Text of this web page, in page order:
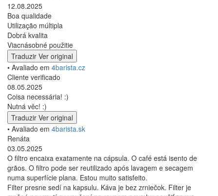
12.08.2025
Boa qualidade
Utilização múltipla
Dobrá kvalita
Viacnásobné použitie
Traduzir Ver original
• Avaliado em 4barista.cz
Cliente verificado
08.05.2025
Coisa necessária! :)
Nutná věc! :)
Traduzir Ver original
• Avaliado em 4barista.sk
Renáta
03.05.2025
O filtro encaixa exatamente na cápsula. O café está isento de
grãos. O filtro pode ser reutilizado após lavagem e secagem
numa superfície plana. Estou muito satisfeito.
Filter presne sedí na kapsulu. Káva je bez zrniečok. Filter je